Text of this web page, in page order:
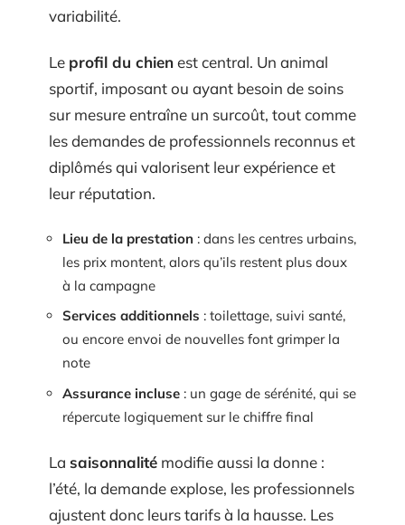
variabilité.
Le profil du chienest central. Un animal
sportif, imposant ou ayant besoin de soins
sur mesure entraîne un surcoût, tout comme
les demandes de professionnels reconnus et
diplômés qui valorisent leur expérience et
leur réputation.
Lieu de la prestation : dans les centres urbains,
les prix montent, alors qu’ils restent plus doux
à la campagne
Services additionnels : toilettage, suivi santé,
ou encore envoi de nouvelles font grimper la
note
Assurance incluse : un gage de sérénité, qui se
répercute logiquement sur le chiffre final
La saisonnalité modifie aussi la donne :
l’été, la demande explose, les professionnels
ajustent donc leurs tarifs à la hausse. Les